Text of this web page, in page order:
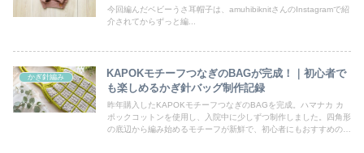
今回編んだベビーうさ耳帽子は、amuhibiknitさんのInstagramで紹
介されてからずっと編...
かぎ針編み
KAPOKモチーフつなぎのBAGが完成！｜初心者で
も楽しめるかぎ針バッグ制作記録
昨年購入したKAPOKモチーフつなぎのBAGを完成。ハマナカ カ
ポックコットンを使用し、入院中に少しずつ制作しました。四角形
の底辺から編み始めるモチーフが新鮮で、初心者にもおすすめのか